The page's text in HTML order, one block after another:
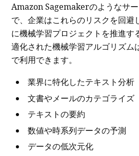
Amazon Sagemakerのようなサ
で、企業はこれらのリスクを回避
に機械学習プロジェクトを推進す
適化された機械学習アルゴリズム
で利用できます。
業界に特化したテキスト分析
文書やメールのカテゴライズ
テキストの要約
数値や時系列データの予測
データの低次元化